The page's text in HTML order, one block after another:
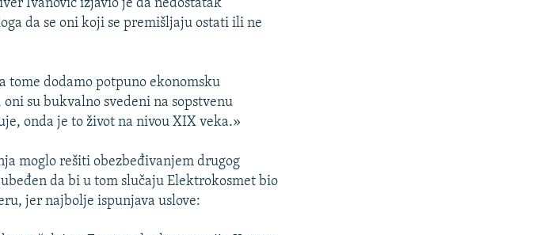
Ivanović izjavio je da nedostatak
da se oni koji se premišljaju ostati ili ne
tome dodamo potpuno ekonomsku
su bukvalno svedeni na sopstvenu
onda je to život na nivou XIX veka.»
moglo rešiti obezbeđivanjem drugog
da bi u tom slučaju Elektrokosmet bio
jer najbolje ispunjava uslove: